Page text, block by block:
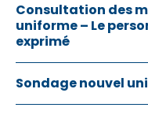
Consultation des
uniforme – Le
exprimé
Sondage nouvel